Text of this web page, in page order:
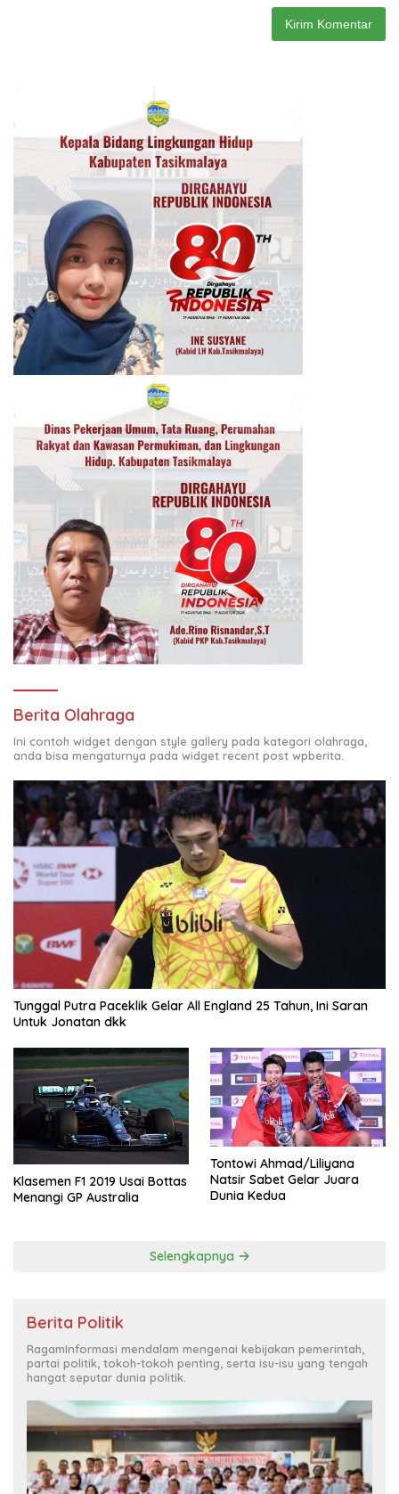
Berita Olahraga
Ini contoh widget dengan style gallery pada kategori olahraga,
anda bisa mengaturnya pada widget recent post wpberita.
Tunggal Putra Paceklik Gelar All England 25 Tahun, Ini Saran
Untuk Jonatan dkk
Klasemen F1 2019 Usai Bottas
Menangi GP Australia
Tontowi Ahmad/Liliyana
Natsir Sabet Gelar Juara
Dunia Kedua
Selengkapnya
Berita Politik
RagamInformasi mendalam mengenai kebijakan pemerintah,
partai politik, tokoh-tokoh penting, serta isu-isu yang tengah
hangat seputar dunia politik.